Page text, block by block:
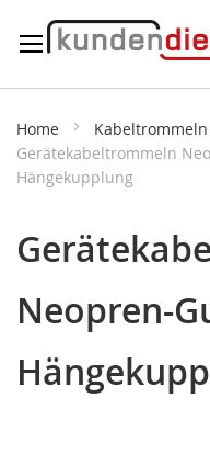
zum
Home
Kabeltrommeln
Gerätekabeltrommeln
Hängekupplung
Neopren-